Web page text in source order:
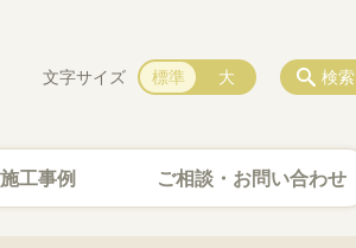
施工事例 ご相談・お問い合わせ
検索
文字サイズ 標準 大